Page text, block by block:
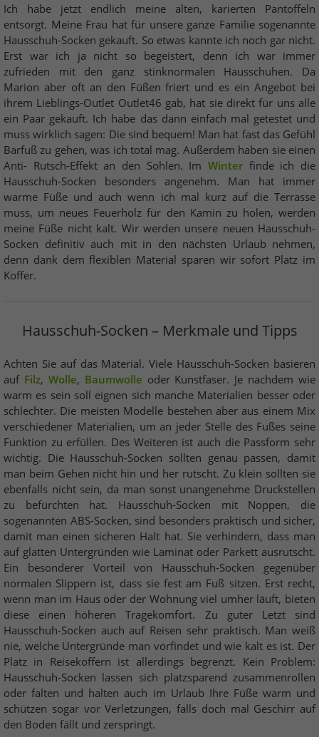
Ich habe jetzt endlich meine alten, karierten Pantoffeln
entsorgt. Meine Frau hat für unsere ganze Familie sogenannte
Hausschuh-Socken gekauft. So etwas kannte ich noch gar nicht.
Erst war ich ja nicht so begeistert, denn ich war immer
zufrieden mit den ganz stinknormalen Hausschuhen. Da
Marion aber oft an den Füßen friert und es ein Angebot bei
ihrem Lieblings-Outlet Outlet46 gab, hat sie direkt für uns alle
ein Paar gekauft. Ich habe das dann einfach mal getestet und
muss wirklich sagen: Die sind bequem! Man hat fast das Gefühl
Barfuß zu gehen, was ich total mag. Außerdem haben sie einen
Anti- Rutsch-Effekt an den Sohlen. Im Winter finde ich die
Hausschuh-Socken besonders angenehm. Man hat immer
warme Füße und auch wenn ich mal kurz auf die Terrasse
muss, um neues Feuerholz für den Kamin zu holen, werden
meine Füße nicht kalt. Wir werden unsere neuen Hausschuh-
Socken definitiv auch mit in den nächsten Urlaub nehmen,
denn dank dem flexiblen Material sparen wir sofort Platz im
Koffer.
Hausschuh-Socken – Merkmale und Tipps
Achten Sie auf das Material. Viele Hausschuh-Socken basieren
auf Filz, Wolle, Baumwolle oder Kunstfaser. Je nachdem wie
warm es sein soll eignen sich manche Materialien besser oder
schlechter. Die meisten Modelle bestehen aber aus einem Mix
verschiedener Materialien, um an jeder Stelle des Fußes seine
Funktion zu erfüllen. Des Weiteren ist auch die Passform sehr
wichtig. Die Hausschuh-Socken sollten genau passen, damit
man beim Gehen nicht hin und her rutscht. Zu klein sollten sie
ebenfalls nicht sein, da man sonst unangenehme Druckstellen
zu befürchten hat. Hausschuh-Socken mit Noppen, die
sogenannten ABS-Socken, sind besonders praktisch und sicher,
damit man einen sicheren Halt hat. Sie verhindern, dass man
auf glatten Untergründen wie Laminat oder Parkett ausrutscht.
Ein besonderer Vorteil von Hausschuh-Socken gegenüber
normalen Slippern ist, dass sie fest am Fuß sitzen. Erst recht,
wenn man im Haus oder der Wohnung viel umher läuft, bieten
diese einen höheren Tragekomfort. Zu guter Letzt sind
Hausschuh-Socken auch auf Reisen sehr praktisch. Man weiß
nie, welche Untergründe man vorfindet und wie kalt es ist. Der
Platz in Reisekoffern ist allerdings begrenzt. Kein Problem:
Hausschuh-Socken lassen sich platzsparend zusammenrollen
oder falten und halten auch im Urlaub Ihre Füße warm und
schützen sogar vor Verletzungen, falls doch mal Geschirr auf
den Boden fällt und zerspringt.